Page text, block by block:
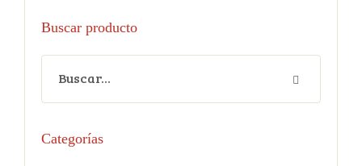
Buscar producto
Categorías